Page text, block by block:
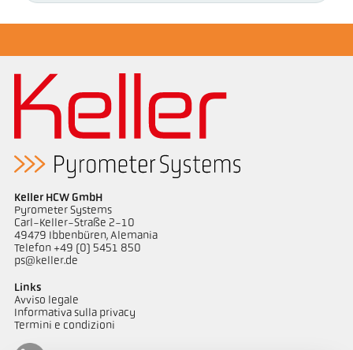
Keller HCW GmbH
Pyrometer Systems
Carl-Keller-Straße 2-10
49479 Ibbenbüren, Alemania
Telefon +49 (0) 5451 850
ps@keller.de
Links
Avviso legale
Informativa sulla privacy
Termini e condizioni